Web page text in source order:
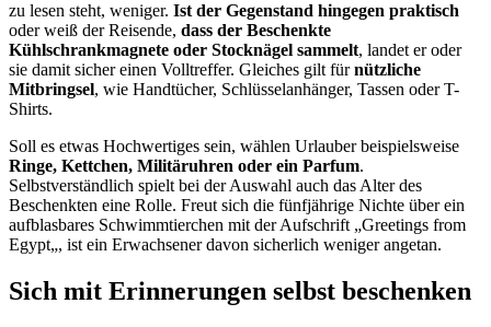
zu lesen steht, weniger. Ist der Gegenstand hingegen praktisch
oder weiß der Reisende, dass der Beschenkte
Kühlschrankmagnete oder Stocknägel sammelt, landet er oder
sie damit sicher einen Volltreffer. Gleiches gilt fürnützliche
Mitbringsel, wie Handtücher, Schlüsselanhänger, Tassen oder T-
Shirts.
Soll es etwas Hochwertiges sein, wählen Urlauber beispielsweise
Ringe, Kettchen, Militäruhren oder ein Parfum.
Selbstverständlich spielt bei der Auswahl auch das Alter des
Beschenkten eine Rolle. Freut sich die fünfjährige Nichte über ein
aufblasbares Schwimmtierchen mit der Aufschrift „Greetings from
Egypt„, ist ein Erwachsener davon sicherlich weniger angetan.
Sich mit Erinnerungen selbst beschenken